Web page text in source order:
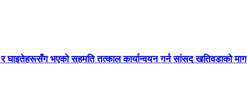
घाइतेहरूसँग भएको सहमति तत्काल कार्यान्वयन गर्न सांसद खतिवडाको माग